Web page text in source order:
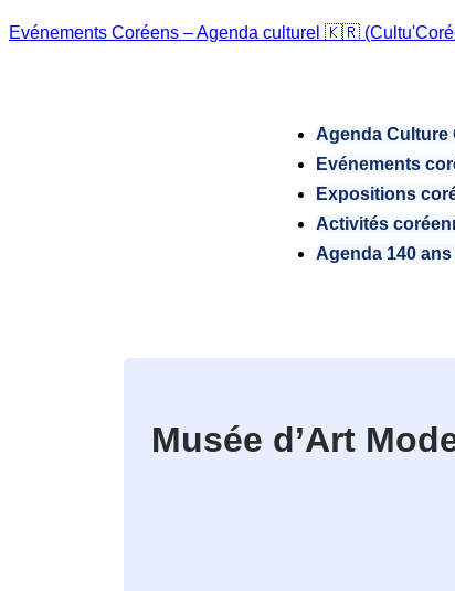
Evénements Coréens – Agenda culturel 🇰🇷
Agenda Culture
Evénements
Expositions
Activités
Agenda 140
Musée d’Art